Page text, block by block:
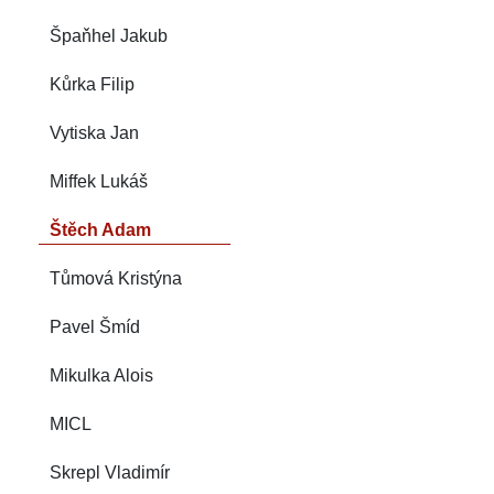
Špaňhel Jakub
Kůrka Filip
Vytiska Jan
Miffek Lukáš
Štěch Adam
Tůmová Kristýna
Pavel Šmíd
Mikulka Alois
MICL
Skrepl Vladimír